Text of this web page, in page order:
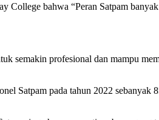
College bahwa “Peran Satpam
semakin profesional dan mampu
Satpam pada tahun 2022 sebanyak